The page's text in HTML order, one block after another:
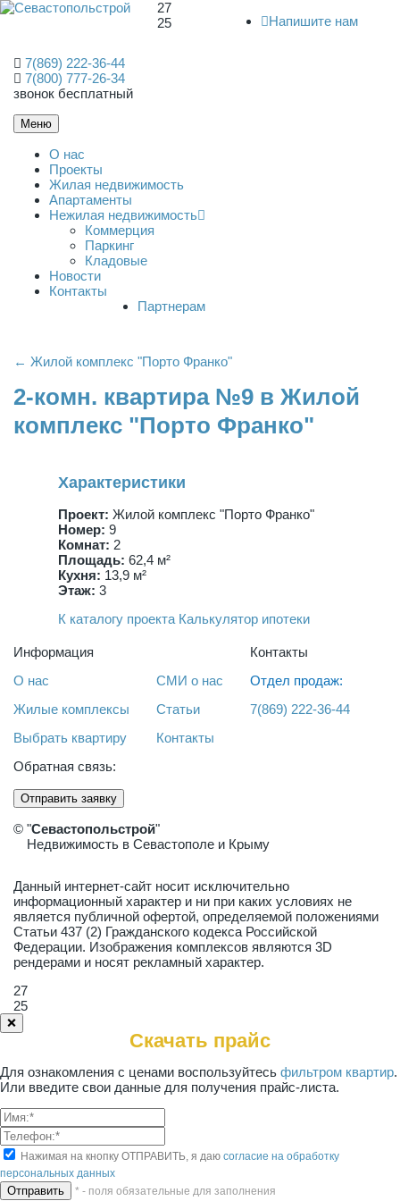
27
25
Напишите нам
7(869) 222-36-44
7(800) 777-26-34
звонок бесплатный
Меню
О нас
Проекты
Жилая недвижимость
Апартаменты
Нежилая недвижимость
Коммерция
Паркинг
Кладовые
Новости
Контакты
Партнерам
← Жилой комплекс "Порто Франко"
2-комн. квартира №9 в Жилой
комплекс "Порто Франко"
Характеристики
Проект: Жилой комплекс "Порто Франко"
Номер: 9
Комнат: 2
Площадь: 62,4 м²
Кухня: 13,9 м²
Этаж: 3
К каталогу проекта Калькулятор ипотеки
Информация
О нас
Жилые комплексы
Выбрать квартиру
СМИ о нас
Статьи
Контакты
Контакты
Отдел продаж:
7(869) 222-36-44
Обратная связь:
Отправить заявку
© "Севастопольстрой"
Недвижимость в Севастополе и Крыму
Данный интернет-сайт носит исключительно
информационный характер и ни при каких условиях не
является публичной офертой, определяемой положениями
Статьи 437 (2) Гражданского кодекса Российской
Федерации. Изображения комплексов являются 3D
рендерами и носят рекламный характер.
27
25
❌
Скачать прайс
Для ознакомления с ценами воспользуйтесь фильтром квартир.
Или введите свои данные для получения прайс-листа.
Нажимая на кнопку ОТПРАВИТЬ, я даю согласие на обработку
персональных данных
* - поля обязательные для заполнения